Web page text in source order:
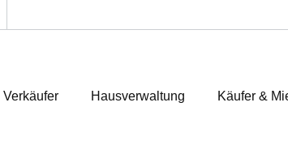
Verkäufer Hausverwaltung Käufer &